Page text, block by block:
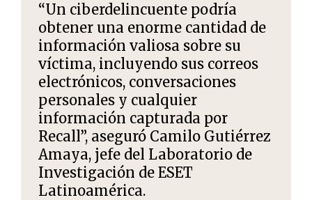
“Un ciberdelincuente podría
obtener una enorme cantidad de
información valiosa sobre su
víctima, incluyendo sus correos
electrónicos, conversaciones
personales y cualquier
información capturada por
Recall”, aseguró Camilo Gutiérrez
Amaya, jefe del Laboratorio de
Investigación de ESET
Latinoamérica.